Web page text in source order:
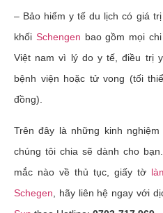
– Bảo hiểm y tế du lịch có giá
khối Schengen bao gồm mọi
Việt nam vì lý do y tế, điều trị
bệnh viện hoặc tử vong (tối
đồng).
Trên đây là những kinh nghiệm
chúng tôi chia sẽ dành cho
mắc nào về thủ tục, giấy tờ
Schegen , hãy liên hệ ngay với